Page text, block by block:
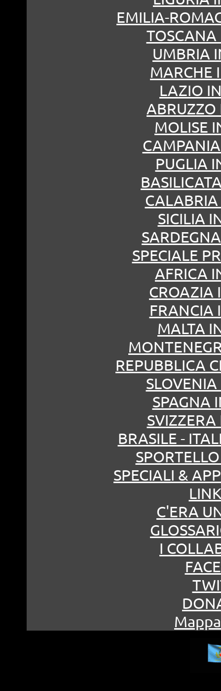
EMILIA-
TOSCANA
UMBRIA
MARCHE
LAZIO
ABRUZZO
MOLISE
PUGLIA
SICILIA
SPECIALE
AFRICA
CROAZIA
FRANCIA
MALTA
REPUBBLICA
SPAGNA
BRASILE -
SPECIALI &
C'ERA
I